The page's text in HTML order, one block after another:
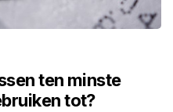
ten minste
tot?